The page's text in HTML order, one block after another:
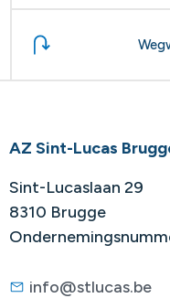
AZ Sint-Lucas
Sint-Lucaslaan 29
8310 Brugge
info@stlucas.be